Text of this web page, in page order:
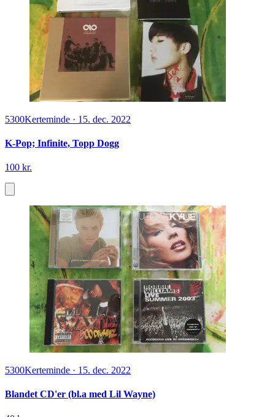
5300Kerteminde · 15. dec. 2022
K-Pop; Infinite, Topp Dogg
100 kr.
5300Kerteminde · 15. dec. 2022
Blandet CD'er (bl.a med Lil Wayne)